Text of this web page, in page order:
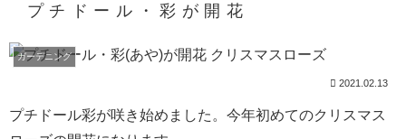
プチドール・彩が開花
ガーデニング
2021.02.13
プチドール彩が咲き始めました。今年初めてのクリスマス